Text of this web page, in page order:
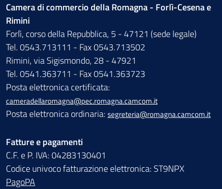
Camera di commercio della Romagna - Forlì-Cesena e
Rimini
Forlì, corso della Repubblica, 5 - 47121 (sede legale)
Tel. 0543.713111 - Fax 0543.713502
Rimini, via Sigismondo, 28 - 47921
Tel. 0541.363711 - Fax 0541.363723
Posta elettronica certificata:
cameradellaromagna@pec.romagna.camcom.it
Posta elettronica ordinaria: segreteria@romagna.camcom.it
Fatture e pagamenti
C.F. e P. IVA: 04283130401
Codice univoco fatturazione elettronica: ST9NPX
PagoPA